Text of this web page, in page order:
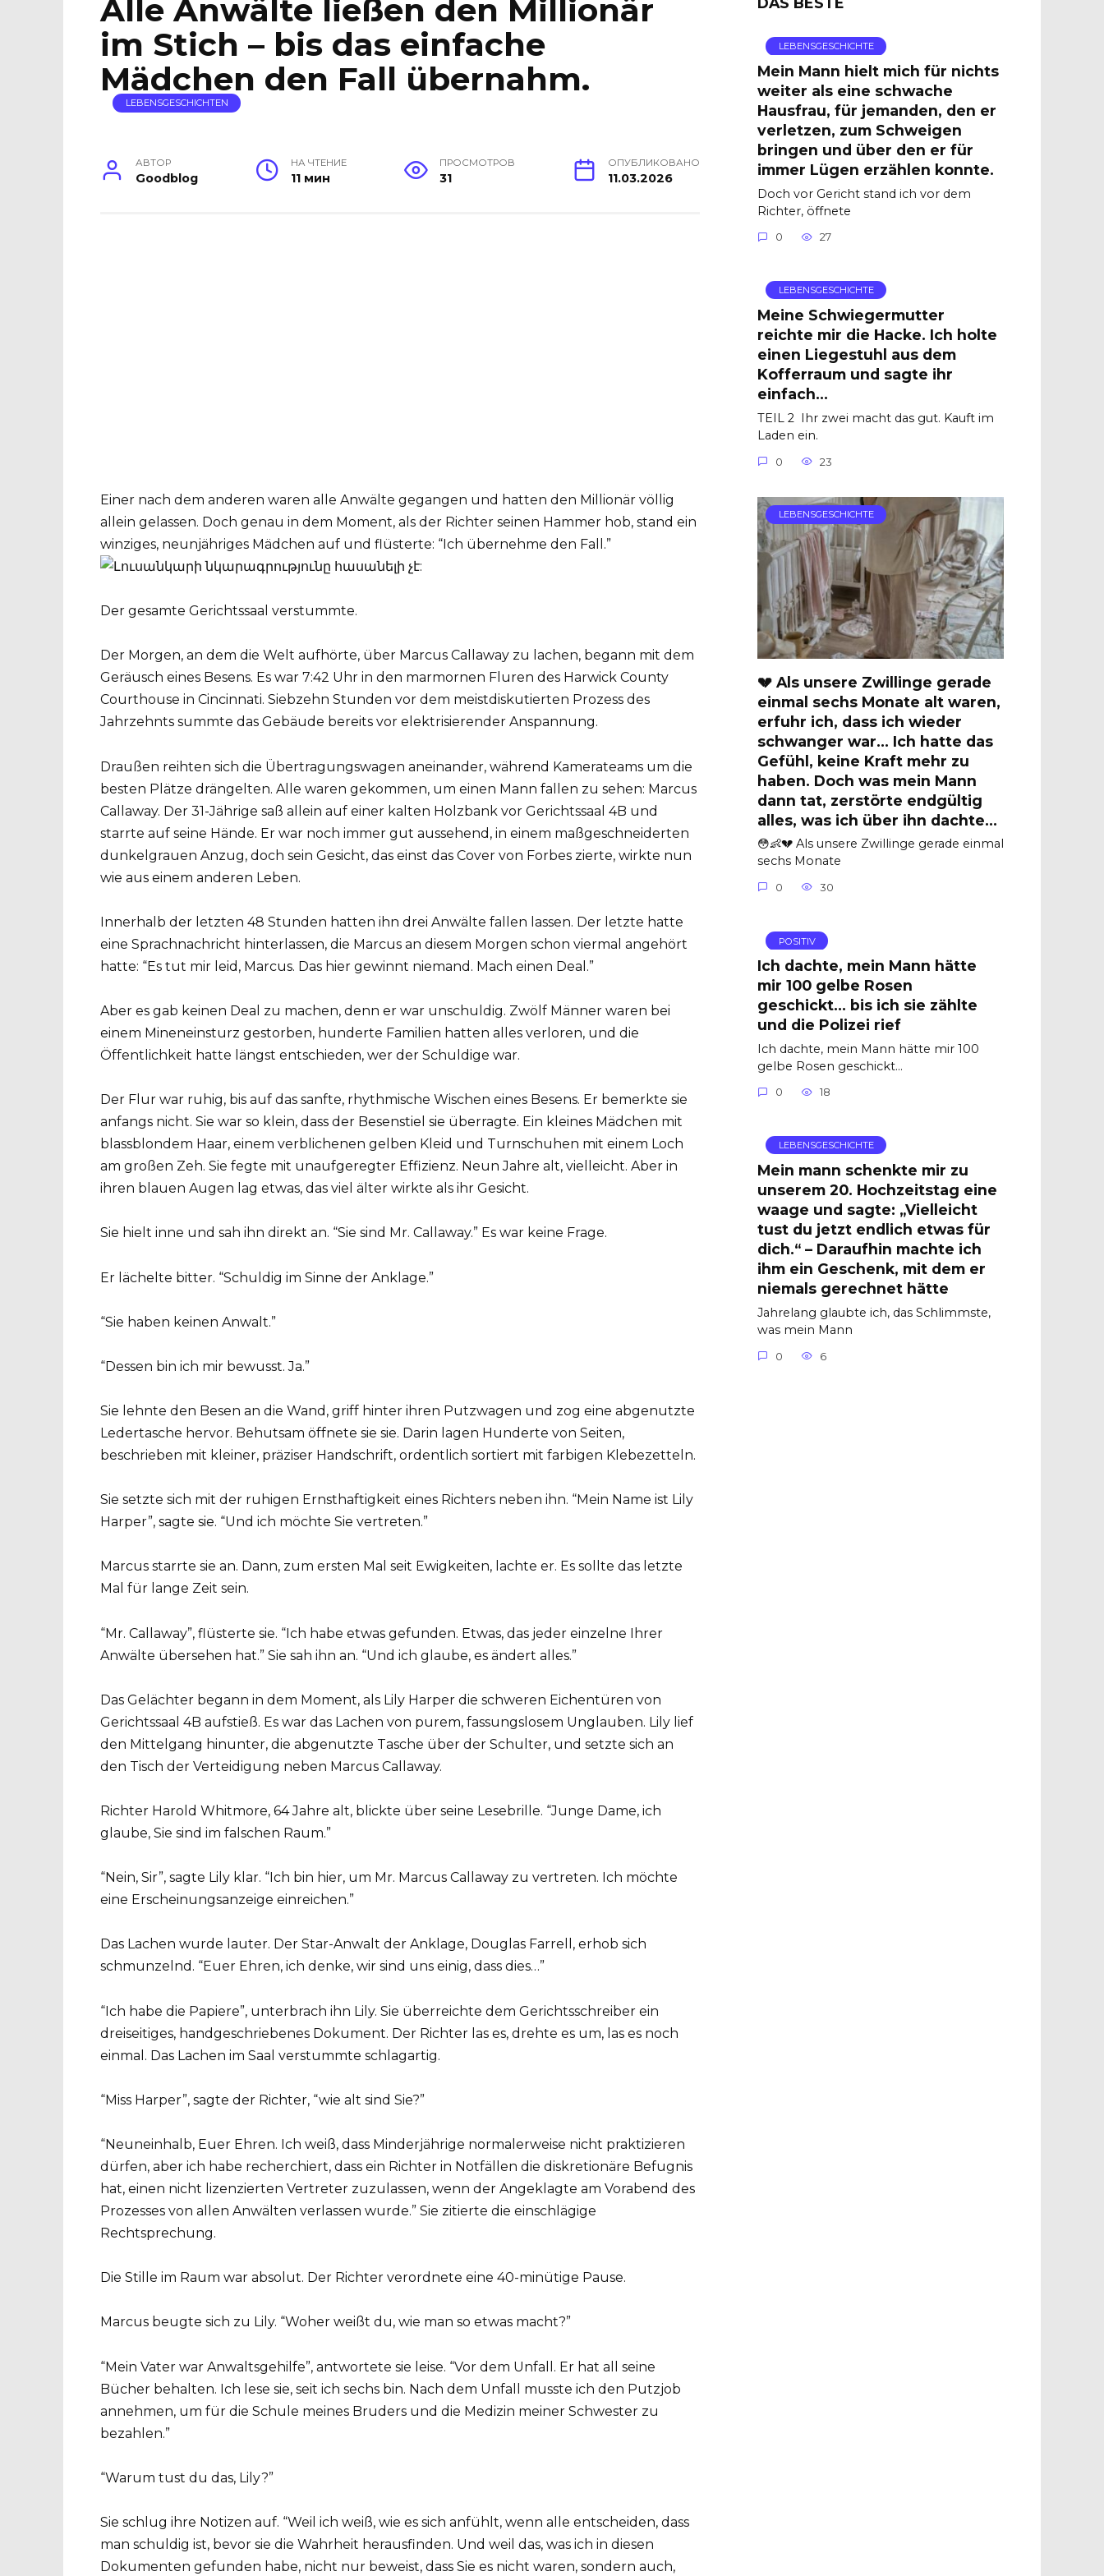
Alle Anwälte ließen den Millionär
im Stich – bis das einfache
Mädchen den Fall übernahm.
LEBENSGESCHICHTEN
АВТОР
Goodblog
НА ЧТЕНИЕ
11 мин
ПРОСМОТРОВ
31
ОПУБЛИКОВАНО
11.03.2026
Einer nach dem anderen waren alle Anwälte gegangen und hatten den Millionär völlig
allein gelassen. Doch genau in dem Moment, als der Richter seinen Hammer hob, stand ein
winziges, neunjähriges Mädchen auf und flüsterte: “Ich übernehme den Fall.”
Der gesamte Gerichtssaal verstummte.
Der Morgen, an dem die Welt aufhörte, über Marcus Callaway zu lachen, begann mit dem
Geräusch eines Besens. Es war 7:42 Uhr in den marmornen Fluren des Harwick County
Courthouse in Cincinnati. Siebzehn Stunden vor dem meistdiskutierten Prozess des
Jahrzehnts summte das Gebäude bereits vor elektrisierender Anspannung.
Draußen reihten sich die Übertragungswagen aneinander, während Kamerateams um die
besten Plätze drängelten. Alle waren gekommen, um einen Mann fallen zu sehen: Marcus
Callaway. Der 31-Jährige saß allein auf einer kalten Holzbank vor Gerichtssaal 4B und
starrte auf seine Hände. Er war noch immer gut aussehend, in einem maßgeschneiderten
dunkelgrauen Anzug, doch sein Gesicht, das einst das Cover von Forbes zierte, wirkte nun
wie aus einem anderen Leben.
Innerhalb der letzten 48 Stunden hatten ihn drei Anwälte fallen lassen. Der letzte hatte
eine Sprachnachricht hinterlassen, die Marcus an diesem Morgen schon viermal angehört
hatte: “Es tut mir leid, Marcus. Das hier gewinnt niemand. Mach einen Deal.”
Aber es gab keinen Deal zu machen, denn er war unschuldig. Zwölf Männer waren bei
einem Mineneinsturz gestorben, hunderte Familien hatten alles verloren, und die
Öffentlichkeit hatte längst entschieden, wer der Schuldige war.
Der Flur war ruhig, bis auf das sanfte, rhythmische Wischen eines Besens. Er bemerkte sie
anfangs nicht. Sie war so klein, dass der Besenstiel sie überragte. Ein kleines Mädchen mit
blassblondem Haar, einem verblichenen gelben Kleid und Turnschuhen mit einem Loch
am großen Zeh. Sie fegte mit unaufgeregter Effizienz. Neun Jahre alt, vielleicht. Aber in
ihren blauen Augen lag etwas, das viel älter wirkte als ihr Gesicht.
Sie hielt inne und sah ihn direkt an. “Sie sind Mr. Callaway.” Es war keine Frage.
Er lächelte bitter. “Schuldig im Sinne der Anklage.”
“Sie haben keinen Anwalt.”
“Dessen bin ich mir bewusst. Ja.”
Sie lehnte den Besen an die Wand, griff hinter ihren Putzwagen und zog eine abgenutzte
Ledertasche hervor. Behutsam öffnete sie sie. Darin lagen Hunderte von Seiten,
beschrieben mit kleiner, präziser Handschrift, ordentlich sortiert mit farbigen Klebezetteln.
Sie setzte sich mit der ruhigen Ernsthaftigkeit eines Richters neben ihn. “Mein Name ist Lily
Harper”, sagte sie. “Und ich möchte Sie vertreten.”
Marcus starrte sie an. Dann, zum ersten Mal seit Ewigkeiten, lachte er. Es sollte das letzte
Mal für lange Zeit sein.
“Mr. Callaway”, flüsterte sie. “Ich habe etwas gefunden. Etwas, das jeder einzelne Ihrer
Anwälte übersehen hat.” Sie sah ihn an. “Und ich glaube, es ändert alles.”
Das Gelächter begann in dem Moment, als Lily Harper die schweren Eichentüren von
Gerichtssaal 4B aufstieß. Es war das Lachen von purem, fassungslosem Unglauben. Lily lief
den Mittelgang hinunter, die abgenutzte Tasche über der Schulter, und setzte sich an
den Tisch der Verteidigung neben Marcus Callaway.
Richter Harold Whitmore, 64 Jahre alt, blickte über seine Lesebrille. “Junge Dame, ich
glaube, Sie sind im falschen Raum.”
“Nein, Sir”, sagte Lily klar. “Ich bin hier, um Mr. Marcus Callaway zu vertreten. Ich möchte
eine Erscheinungsanzeige einreichen.”
Das Lachen wurde lauter. Der Star-Anwalt der Anklage, Douglas Farrell, erhob sich
schmunzelnd. “Euer Ehren, ich denke, wir sind uns einig, dass dies…”
“Ich habe die Papiere”, unterbrach ihn Lily. Sie überreichte dem Gerichtsschreiber ein
dreiseitiges, handgeschriebenes Dokument. Der Richter las es, drehte es um, las es noch
einmal. Das Lachen im Saal verstummte schlagartig.
“Miss Harper”, sagte der Richter, “wie alt sind Sie?”
“Neuneinhalb, Euer Ehren. Ich weiß, dass Minderjährige normalerweise nicht praktizieren
dürfen, aber ich habe recherchiert, dass ein Richter in Notfällen die diskretionäre Befugnis
hat, einen nicht lizenzierten Vertreter zuzulassen, wenn der Angeklagte am Vorabend des
Prozesses von allen Anwälten verlassen wurde.” Sie zitierte die einschlägige
Rechtsprechung.
Die Stille im Raum war absolut. Der Richter verordnete eine 40-minütige Pause.
Marcus beugte sich zu Lily. “Woher weißt du, wie man so etwas macht?”
“Mein Vater war Anwaltsgehilfe”, antwortete sie leise. “Vor dem Unfall. Er hat all seine
Bücher behalten. Ich lese sie, seit ich sechs bin. Nach dem Unfall musste ich den Putzjob
annehmen, um für die Schule meines Bruders und die Medizin meiner Schwester zu
bezahlen.”
“Warum tust du das, Lily?”
Sie schlug ihre Notizen auf. “Weil ich weiß, wie es sich anfühlt, wenn alle entscheiden, dass
man schuldig ist, bevor sie die Wahrheit herausfinden. Und weil das, was ich in diesen
Dokumenten gefunden habe, nicht nur beweist, dass Sie es nicht waren, sondern auch,
LEBENSGESCHICHTE
Mein Mann hielt mich für nichts
weiter als eine schwache
Hausfrau, für jemanden, den er
verletzen, zum Schweigen
bringen und über den er für
immer Lügen erzählen konnte.
Doch vor Gericht stand ich vor dem
Richter, öffnete
0 27
LEBENSGESCHICHTE
Meine Schwiegermutter
reichte mir die Hacke. Ich holte
einen Liegestuhl aus dem
Kofferraum und sagte ihr
einfach…
TEIL 2 Ihr zwei macht das gut. Kauft im
Laden ein.
0 23
LEBENSGESCHICHTE
💔 Als unsere Zwillinge gerade
einmal sechs Monate alt waren,
erfuhr ich, dass ich wieder
schwanger war… Ich hatte das
Gefühl, keine Kraft mehr zu
haben. Doch was mein Mann
dann tat, zerstörte endgültig
alles, was ich über ihn dachte…
😳👶💔 Als unsere Zwillinge gerade einmal
sechs Monate
0 30
POSITIV
Ich dachte, mein Mann hätte
mir 100 gelbe Rosen
geschickt… bis ich sie zählte
und die Polizei rief
Ich dachte, mein Mann hätte mir 100
gelbe Rosen geschickt…
0 18
LEBENSGESCHICHTE
Mein mann schenkte mir zu
unserem 20. Hochzeitstag eine
waage und sagte: „Vielleicht
tust du jetzt endlich etwas für
dich.“ – Daraufhin machte ich
ihm ein Geschenk, mit dem er
niemals gerechnet hätte
Jahrelang glaubte ich, das Schlimmste,
was mein Mann
0 6